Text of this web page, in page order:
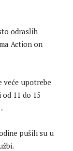
odraslih –
Action on
veće upotrebe
11 do 15
pušili su u